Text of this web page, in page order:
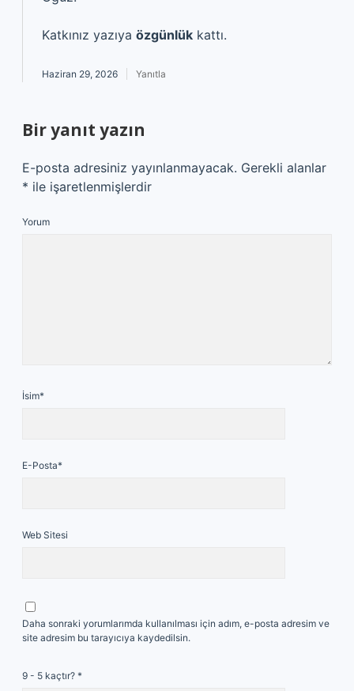
Katkınız yazıya özgünlük kattı.
Haziran 29, 2026 Yanıtla
Bir yanıt yazın
E-posta adresiniz yayınlanmayacak. Gerekli alanlar
* ile işaretlenmişlerdir
Yorum
İsim*
E-Posta*
Web Sitesi
Daha sonraki yorumlarımda kullanılması için adım, e-posta adresim ve
site adresim bu tarayıcıya kaydedilsin.
9 - 5 kaçtır? *